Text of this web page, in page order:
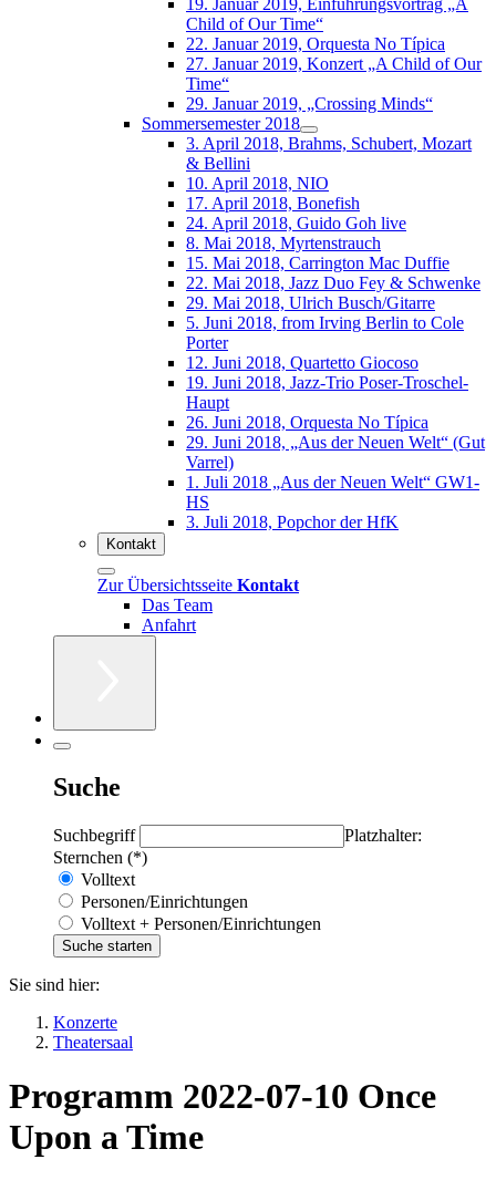
Child of Our Time“
22. Januar 2019, Orquesta No Típica
27. Januar 2019, Konzert „A Child of Our
Time“
29. Januar 2019, „Crossing Minds“
Sommersemester 2018
3. April 2018, Brahms, Schubert, Mozart
& Bellini
10. April 2018, NIO
17. April 2018, Bonefish
24. April 2018, Guido Goh live
8. Mai 2018, Myrtenstrauch
15. Mai 2018, Carrington Mac Duffie
22. Mai 2018, Jazz Duo Fey & Schwenke
29. Mai 2018, Ulrich Busch/Gitarre
5. Juni 2018, from Irving Berlin to Cole
Porter
12. Juni 2018, Quartetto Giocoso
19. Juni 2018, Jazz-Trio Poser-Troschel-
Haupt
26. Juni 2018, Orquesta No Típica
29. Juni 2018, „Aus der Neuen Welt“ (Gut
Varrel)
1. Juli 2018 „Aus der Neuen Welt“ GW1-
HS
3. Juli 2018, Popchor der HfK
Kontakt
Zur Übersichtsseite Kontakt
Das Team
Anfahrt
Suche
Suchbegriff
Platzhalter:
Sternchen (*)
Volltext
Personen/Einrichtungen
Volltext + Personen/Einrichtungen
Sie sind hier:
Konzerte
Theatersaal
Programm 2022-07-10 Once
Upon a Time